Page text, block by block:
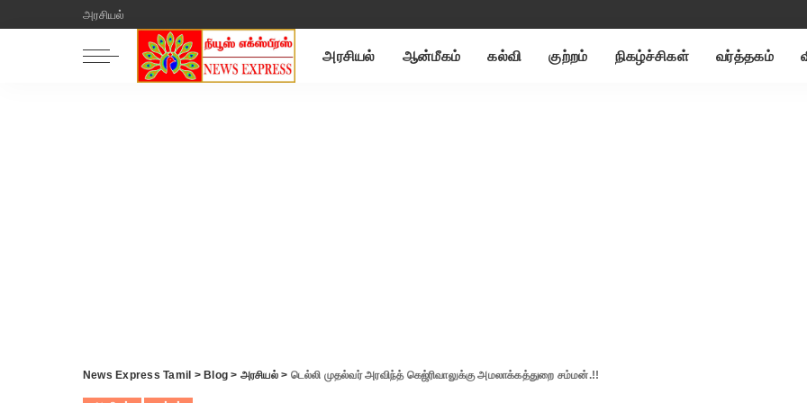
அரசியல்
அரசியல் ஆன்மீகம் கல்வி குற்றம் நிகழ்ச்சிகள் வர்த்தகம்
News Express Tamil > Blog > அரசியல்> டெல்லி முதல்வர் அரவிந்த் கெஜ்ரிவாலுக்கு அமலாக்கத்துறை சம்மன்.!!